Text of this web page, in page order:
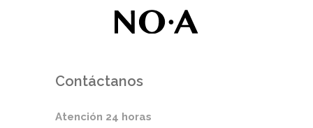
Contáctanos
Atención 24 horas